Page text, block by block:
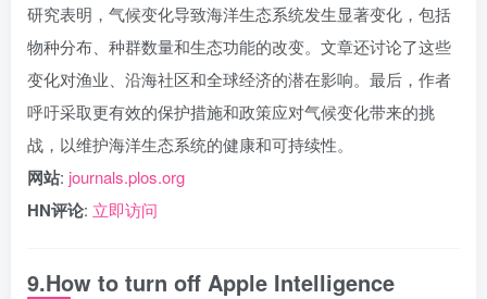
研究表明，气候变化导致海洋生态系统发生显著变化，包括
物种分布、种群数量和生态功能的改变。文章还讨论了这些
变化对渔业、沿海社区和全球经济的潜在影响。最后，作者
呼吁采取更有效的保护措施和政策应对气候变化带来的挑
战，以维护海洋生态系统的健康和可持续性。
网站: journals.plos.org
HN评论: 立即访问
9.How to turn off Apple Intelligence